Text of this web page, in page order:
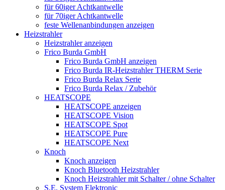
für 60iger Achtkantwelle
für 70iger Achtkantwelle
feste Wellenanbindungen anzeigen
Heizstrahler
Heizstrahler anzeigen
Frico Burda GmbH
Frico Burda GmbH anzeigen
Frico Burda IR-Heizstrahler THERM Serie
Frico Burda Relax Serie
Frico Burda Relax / Zubehör
HEATSCOPE
HEATSCOPE anzeigen
HEATSCOPE Vision
HEATSCOPE Spot
HEATSCOPE Pure
HEATSCOPE Next
Knoch
Knoch anzeigen
Knoch Bluetooth Heizstrahler
Knoch Heizstrahler mit Schalter / ohne Schalter
S.E. System Elektronic